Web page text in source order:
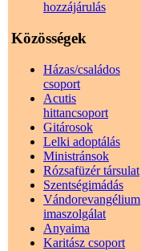
hozzájárulás
Közösségek
Házas/családos
csoport
Acutis
hittancsoport
Gitárosok
Lelki adoptálás
Ministránsok
Rózsafüzér társulat
Szentségimádás
Vándorevangélium
imaszolgálat
Anyaima
Karitász csoport